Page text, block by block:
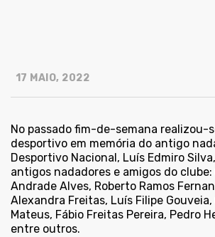
17 MAIO, 2022
No passado fim-de-semana realizou-
desportivo em memória do antigo
Desportivo Nacional, Luís Edmiro
antigos nadadores e amigos do
Andrade Alves, Roberto Ramos
Alexandra Freitas, Luís Filipe Gouveia,
Mateus, Fábio Freitas Pereira, Pedro
entre outros.